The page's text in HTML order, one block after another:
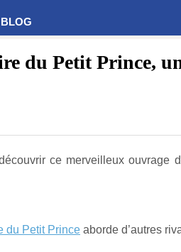
du Petit Prince,
ce merveilleux ouvrage
du Petit Prince aborde d’autres